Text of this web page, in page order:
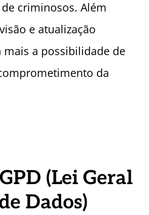
criminosos. Além
e atualização
a possibilidade de
da
(Lei Geral
Dados)